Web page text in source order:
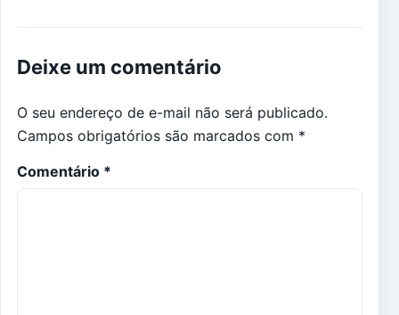
Deixe um comentário
O seu endereço de e-mail não será publicado.
Campos obrigatórios são marcados com *
Comentário *